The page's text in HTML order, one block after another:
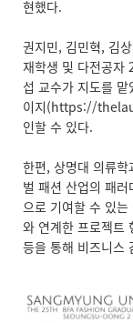
현했다.
권지민, 김민혁, 김
재학생 및 다전공자
섭 교수가 지도를
이지(https://
인할 수 있다.
한편, 상명대 의류
벌 패션 산업의 패
으로 기여할 수 있
와 연계한 프로젝트
등을 통해 비즈니스